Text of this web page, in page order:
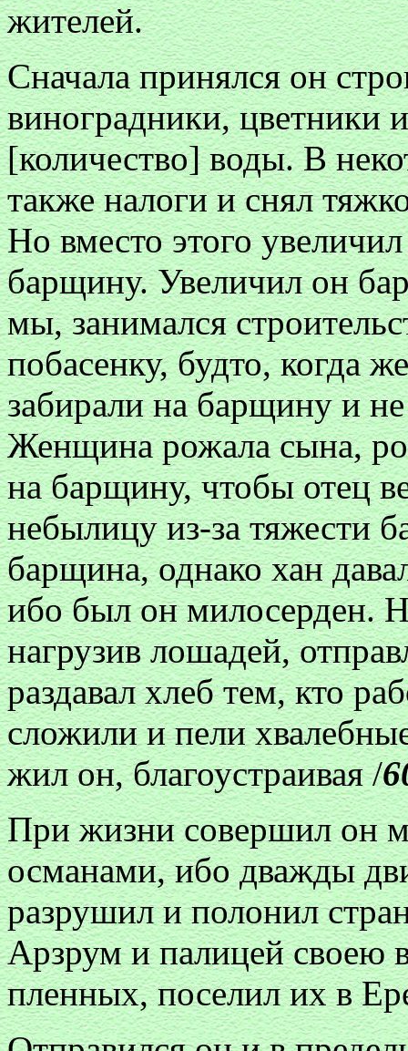
жителей.
Сначала принялся он
виноградники, цветники
[количество] воды. В
также налоги и снял
Но вместо этого
барщину. Увеличил он
мы, занимался
побасенку, будто, когда
забирали на барщину и
Женщина рожала сына,
на барщину, чтобы отец
небылицу из-за тяжести
барщина, однако хан
ибо был он милосерден.
нагрузив лошадей,
раздавал хлеб тем, кто
сложили и пели
жил он, благоустраивая /
При жизни совершил он
османами, ибо дважды
разрушил и полонил
Арзрум и палицей своею
пленных, поселил их в